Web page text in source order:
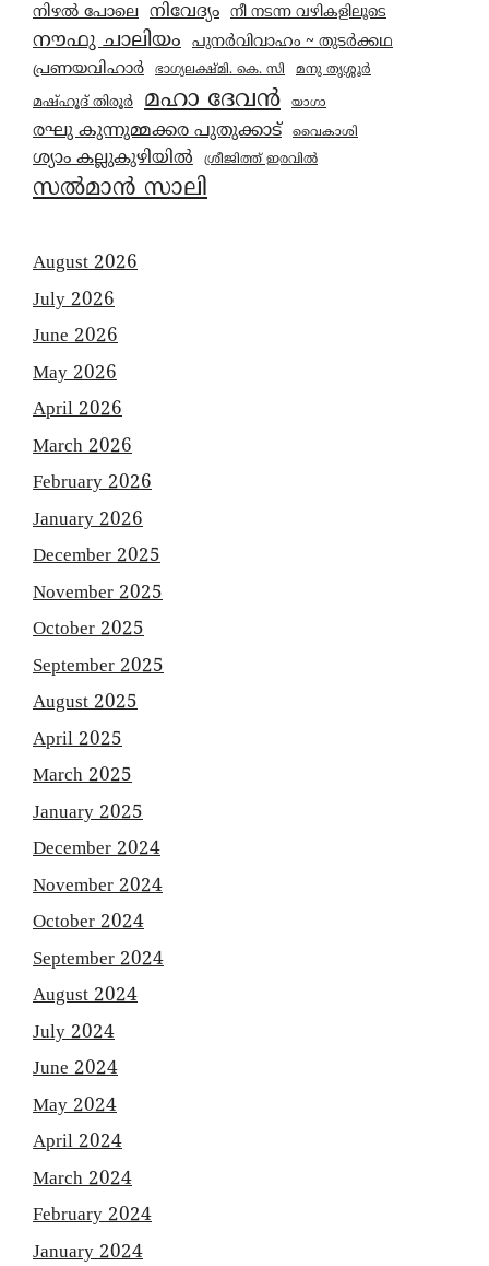
നിഴൽ പോലെ നിവേദ്യം നീ നടന്ന വഴികളിലൂടെ
നൗഫു ചാലിയം പുനർവിവാഹം ~ തുടർക്കഥ
പ്രണയവിഹാർ ഭാഗ്യലക്ഷ്മി. കെ. സി
മനു തൃശ്ശൂർ
മഷ്ഹൂദ് തിരൂർ
മഹാ ദേവൻ യാഗാ
രഘു കുന്നുമ്മക്കര പുതുക്കാട് വൈകാശി
ശ്യാം കല്ലുകുഴിയിൽ ശ്രീജിത്ത് ഇരവിൽ
സൽമാൻ സാലി
August 2026
July 2026
June 2026
May 2026
April 2026
March 2026
February 2026
January 2026
December 2025
November 2025
October 2025
September 2025
August 2025
April 2025
March 2025
January 2025
December 2024
November 2024
October 2024
September 2024
August 2024
July 2024
June 2024
May 2024
April 2024
March 2024
February 2024
January 2024